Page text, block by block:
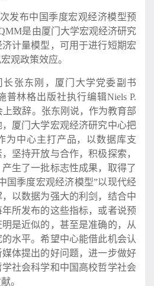
发布中国季度宏观经济模型预
是由厦门大学宏观经济研究
计量模型，可用于进行短期宏
观政策效应。
张东刚，厦门大学党委副书
普林格出版社执行编辑Niels P.
上致辞。张东刚说，作为教育部
厦门大学宏观经济研究中心把
为中心主打产品，以数据库支
坚持开放与合作，积极探索，
生了一批标志性成果，取得了
国季度宏观经济模型”以现代经
以数据为强大的利剑，结合中
所发布的这些指标，或者说预
是近似的，甚至是准确的，从
水平。希望中心能借此机会认
体提出的好问题，进一步做好
社会科学和中国高校哲学社会
。